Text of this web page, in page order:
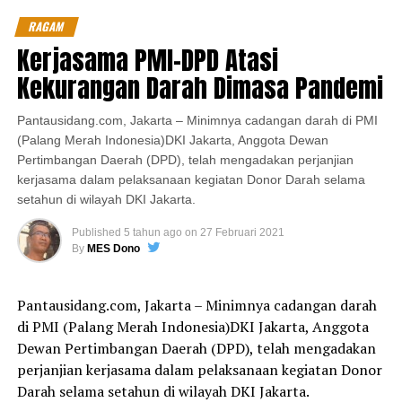
RAGAM
Kerjasama PMI-DPD Atasi
Kekurangan Darah Dimasa Pandemi
Pantausidang.com, Jakarta – Minimnya cadangan darah di PMI
(Palang Merah Indonesia)DKI Jakarta, Anggota Dewan
Pertimbangan Daerah (DPD), telah mengadakan perjanjian
kerjasama dalam pelaksanaan kegiatan Donor Darah selama
setahun di wilayah DKI Jakarta.
Published 5 tahun ago on 27 Februari 2021
By MES Dono
Pantausidang.com, Jakarta – Minimnya cadangan darah
di PMI (Palang Merah Indonesia)DKI Jakarta, Anggota
Dewan Pertimbangan Daerah (DPD), telah mengadakan
perjanjian kerjasama dalam pelaksanaan kegiatan Donor
Darah selama setahun di wilayah DKI Jakarta.